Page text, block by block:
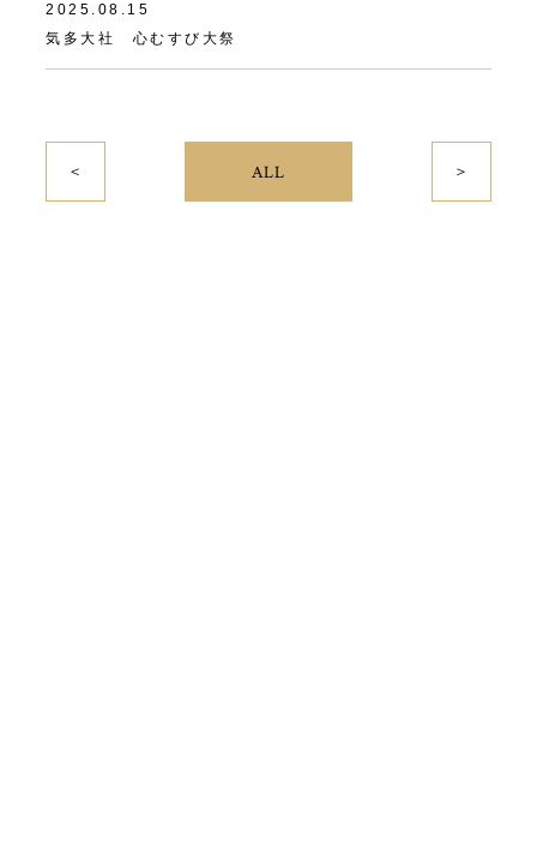
2025.08.15
気多大社 心むすび大祭
＜ ALL ＞